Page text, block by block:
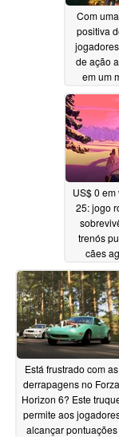
Com
positiva
de ação
em um
fantasia
de
06/
US$ 0 em
25: jogo
trenós
cães
gratuito
06/
Está frustrado com as
derrapagens no Forza
Horizon 6? Este
permite aos
alcançar pontuações